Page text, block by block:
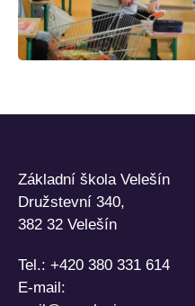
Základní škola Velešín
Družstevní 340,
382 32 Velešín
Tel.: +420 380 331 614
E-mail: